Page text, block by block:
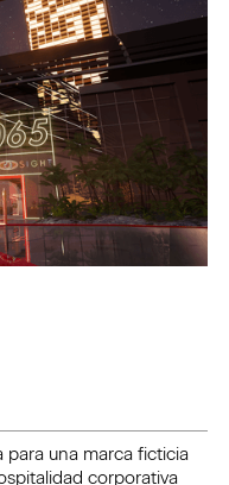
para una marca ficticia
corporativa